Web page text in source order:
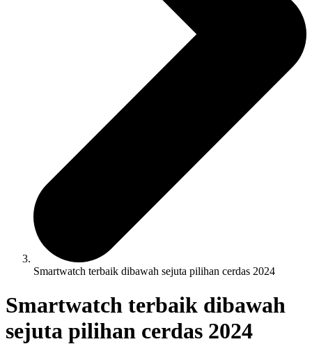
Smartwatch terbaik dibawah sejuta pilihan cerdas 2024
Smartwatch terbaik dibawah
sejuta pilihan cerdas 2024